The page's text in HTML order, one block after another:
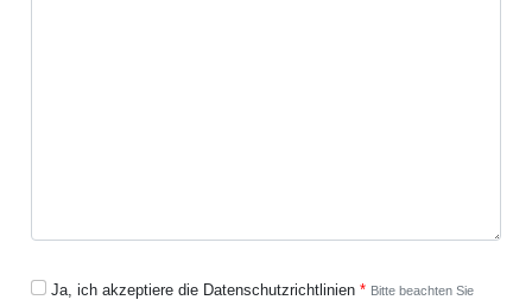
Ja, ich akzeptiere die Datenschutzrichtlinien
Bitte beachten Sie